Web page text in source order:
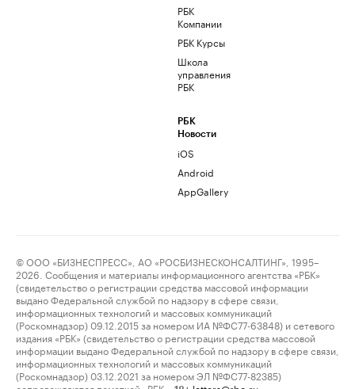
РБК
Компании
РБК Курсы
Школа
управления
РБК
РБК
Новости
iOS
Android
AppGallery
© ООО «БИЗНЕСПРЕСС», АО «РОСБИЗНЕСКОНСАЛТИНГ», 1995–
2026. Сообщения и материалы информационного агентства «РБК»
(свидетельство о регистрации средства массовой информации
выдано Федеральной службой по надзору в сфере связи,
информационных технологий и массовых коммуникаций
(Роскомнадзор) 09.12.2015 за номером ИА №ФС77-63848) и сетевого
издания «РБК» (свидетельство о регистрации средства массовой
информации выдано Федеральной службой по надзору в сфере связи,
информационных технологий и массовых коммуникаций
(Роскомнадзор) 03.12.2021 за номером ЭЛ №ФС77-82385)